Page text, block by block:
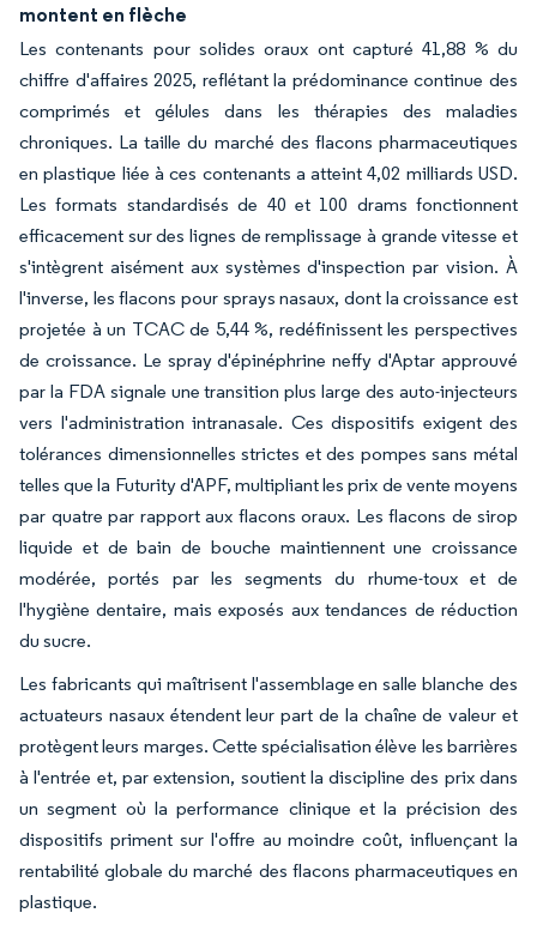
montent en flèche
Les contenants pour solides oraux ont capturé 41,88 % du
chiffre d'affaires 2025, reflétant la prédominance continue des
comprimés et gélules dans les thérapies des maladies
chroniques. La taille du marché des flacons pharmaceutiques
en plastique liée à ces contenants a atteint 4,02 milliards USD.
Les formats standardisés de 40 et 100 drams fonctionnent
efficacement sur des lignes de remplissage à grande vitesse et
s'intègrent aisément aux systèmes d'inspection par vision. À
l'inverse, les flacons pour sprays nasaux, dont la croissance est
projetée à un TCAC de 5,44 %, redéfinissent les perspectives
de croissance. Le spray d'épinéphrine neffy d'Aptar approuvé
par la FDA signale une transition plus large des auto-injecteurs
vers l'administration intranasale. Ces dispositifs exigent des
tolérances dimensionnelles strictes et des pompes sans métal
telles que la Futurity d'APF, multipliant les prix de vente moyens
par quatre par rapport aux flacons oraux. Les flacons de sirop
liquide et de bain de bouche maintiennent une croissance
modérée, portés par les segments du rhume-toux et de
l'hygiène dentaire, mais exposés aux tendances de réduction
du sucre.
Les fabricants qui maîtrisent l'assemblage en salle blanche des
actuateurs nasaux étendent leur part de la chaîne de valeur et
protègent leurs marges. Cette spécialisation élève les barrières
à l'entrée et, par extension, soutient la discipline des prix dans
un segment où la performance clinique et la précision des
dispositifs priment sur l'offre au moindre coût, influençant la
rentabilité globale du marché des flacons pharmaceutiques en
plastique.